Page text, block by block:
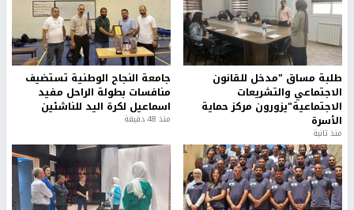
طلبة مساق "مدخل للقانون
الاجتماعي والتشريعات
الاجتماعية"يزورون مركز حماية
الأسرة
منذ ثانية
جامعة النجاح الوطنية تستضيف
منافسات بطولة الراحل مفيد
اسماعيل لكرة اليد للناشئين
منذ 48 دقيقة